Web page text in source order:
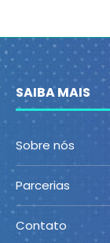
SAIBA MAIS
Sobre nós
Parcerias
Contato